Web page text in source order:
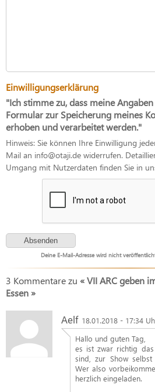
Einwilligungserklärung
"Ich stimme zu, dass meine
Formular zur Speicherung meines
erhoben und verarbeitet werden."
Hinweis: Sie können Ihre Einwilligung
Mail an info@otaji.de widerrufen.
Umgang mit Nutzerdaten finden Sie in
Deine E-Mail-Adresse wird nicht
3 Kommentare zu « VII ARC geben
Essen »
Aelf 18.01.2018 - 17:34
Hallo und guten Tag,
es ist zwar richtig das
sind, zur Show
Wer also
herzlich eingeladen.